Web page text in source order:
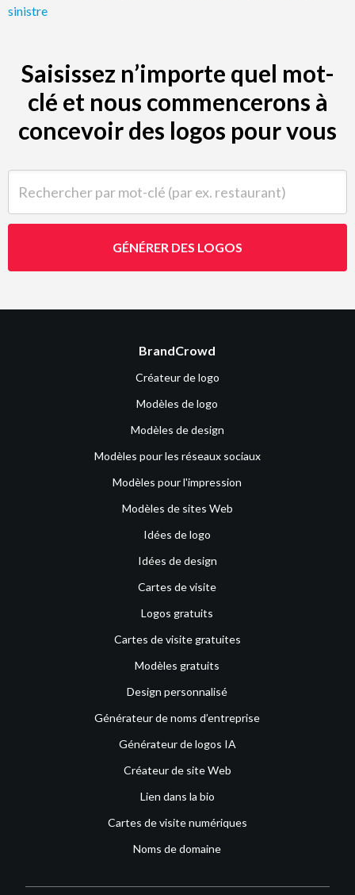
sinistre
Saisissez n’importe quel mot-
clé et nous commencerons à
concevoir des logos pour vous
GÉNÉRER DES LOGOS
BrandCrowd
Créateur de logo
Modèles de logo
Modèles de design
Modèles pour les réseaux sociaux
Modèles pour l'impression
Modèles de sites Web
Idées de logo
Idées de design
Cartes de visite
Logos gratuits
Cartes de visite gratuites
Modèles gratuits
Design personnalisé
Générateur de noms d’entreprise
Générateur de logos IA
Créateur de site Web
Lien dans la bio
Cartes de visite numériques
Noms de domaine